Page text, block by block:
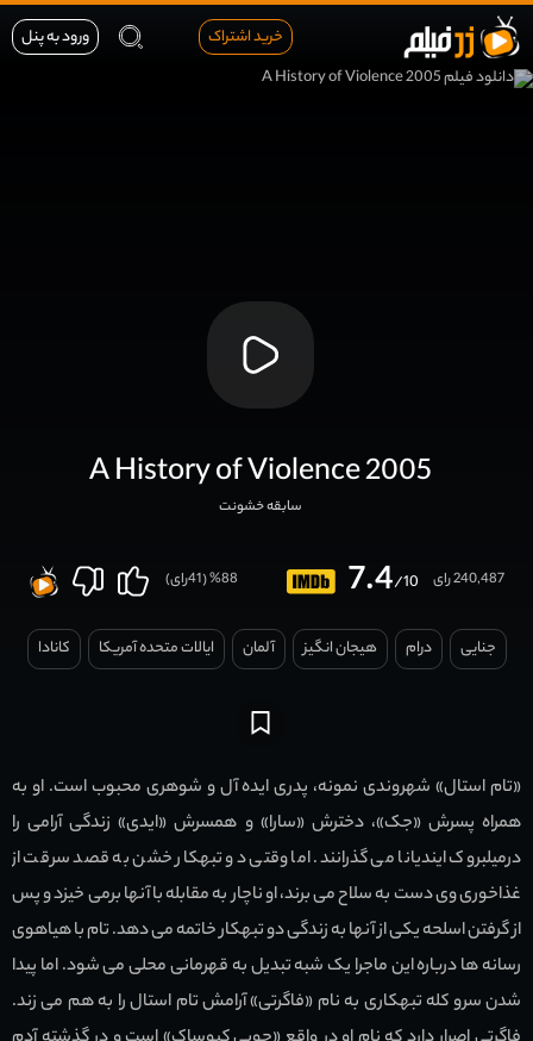
خرید اشتراک ورود به پنل
A History of Violence 2005
سابقه خشونت
7.4/10 240,487 رای 88
% (
41رای)
جنایی درام هیجان انگیز آلمان ایالات متحده آمریکا کانادا
«تام استال» شهروندی نمونه، پدری ایده آل و شوهری محبوب است. او به
همراه پسرش «جک»، دخترش «سارا» و همسرش «ایدی» زندگی آرامی را
درمیلبروک ایندیانا می گذرانند. اما وقتی دو تبهکار خشن به قصد سرقت از
غذاخوری وی دست به سلاح می برند، او ناچار به مقابله با آنها برمی خیزد و پس
از گرفتن اسلحه یکی از آنها به زندگی دو تبهکار خاتمه می دهد. تام با هیاهوی
رسانه ها درباره این ماجرا یک شبه تبدیل به قهرمانی محلی می شود. اما پیدا
شدن سرو کله تبهکاری به نام «فاگرتی» آرامش تام استال را به هم می زند.